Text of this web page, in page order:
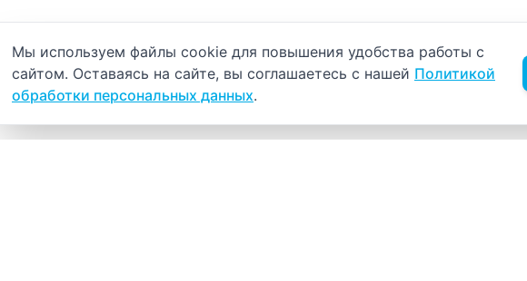
Уведомление об использовании cookie
Мы используем файлы cookie для повышения удобства работы с
сайтом. Оставаясь на сайте, вы соглашаетесь с нашей Политикой
обработки персональных данных.